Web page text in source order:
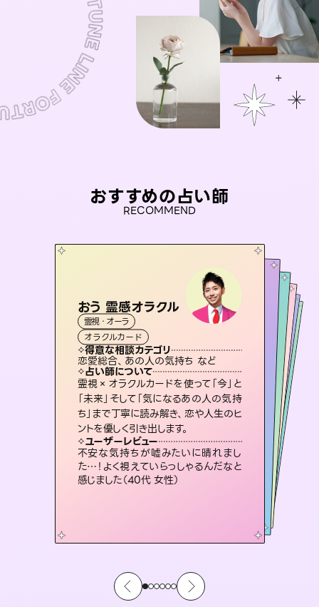
おすすめの占い師
RECOMMEND
おう 霊感オラクル
霊視・オーラ
オラクルカード
得意な相談カテゴリ
恋愛総合、あの人の気持ち など
占い師について
霊視×オラクルカードを使って「今」と
「未来」そして「気になるあの人の気持
ち」まで丁寧に読み解き、恋や人生のヒ
ントを優しく引き出します。
ユーザーレビュー
不安な気持ちが嘘みたいに晴れまし
た…！よく視えていらっしゃるんだなと
感じました（40代 女性）
アイリス -iris-
西洋占星術
ルーン
得意な相談カテゴリ
恋愛総合、片想い、二人の未来 など
占い師について
復縁、恋愛、不倫の行方、同性愛や片
思い、仕事関係や借金問題まで知りた
いことや心の負担になっていることを
紐解き、背中をそっと押して導きます。
ユーザーレビュー
安心感のあり、言い切ってくれる所や濁
さない鑑定のおかげで、毎回自分の気
持ちを整えられます（30代 男性）
彗望
霊視・オーラ
スピリチュアル・リーディング
得意な相談カテゴリ
片想い、あの人の気持ち、復縁 など
占い師について
3,700年以上の歴史を持つ東洋最古の
占術「易占」で詳細まで占い、幸せへ向
かう道筋を示します。厳しい結果にも具
体的な対策をお伝えします。
ユーザーレビュー
複雑な背景もしっかり聞いて鑑定して
いただけました。気持ちが楽になりまし
た（50代 女性）
とうげんみう
霊視・オーラ
スピリチュアル・リーディング
得意な相談カテゴリ
片想い、あの人の気持ち、復縁 など
占い師について
恋愛のお悩みの中でも特に「曖昧な関係」の相談を得意としており、友達以上恋人未満なお相手との今後や本音を丁寧に読み解き恋愛成就へと導きます。
ユーザーレビュー
鑑定していただいてアドバイス通りに行
動すると仲が復活してきました。ありが
とうございました（40代 女性）
未来視師＊花
スピリチュアル・リーディング
得意な相談カテゴリ
出逢い、片想い、復縁 など
占い師について
未来には何パターンもの選択肢があり
ます。不安で視えにくくなっているあな
たの素敵な未来を見つけ、その未来を
選択できるようアドバイスします。
ユーザーレビュー
職場の人の性質や人間関係、本心など
本当によく視えていてびっくり。対策が
打てて前向きになれます（40代）
霊視・オーラ タロット
スピリチュアル・リーディング
得意な相談カテゴリ
片想い、二人の未来、年の差 など
占い師について
連絡再開、復縁、成就などの報告実績
多数。セラピストとして2万超の施術経
験があるからこそできる鑑定で、より良
い未来をサポートします。
ユーザーレビュー
とても心温まる鑑定でした。しかもこち
らは何も言っていないのに視えていらっ
しゃるんだなと驚きです（30代女性）